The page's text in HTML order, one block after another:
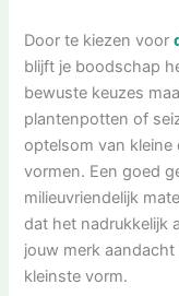
Door te kiezen voor
blijft je boodschap
bewuste keuzes
plantenpotten of
optelsom van kleine
vormen. Een goed
milieuvriendelijk
dat het nadrukkelijk
jouw merk
kleinste vorm.